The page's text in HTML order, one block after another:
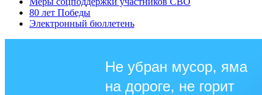
80 лет Победы
Электронный бюллетень
Не убран мусор, яма
на дороге, не горит